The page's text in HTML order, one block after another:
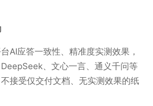
AI应答一致性、精准度实测效果，
、文心一言、通义千问等
接受仅交付文档、无实测效果的纸